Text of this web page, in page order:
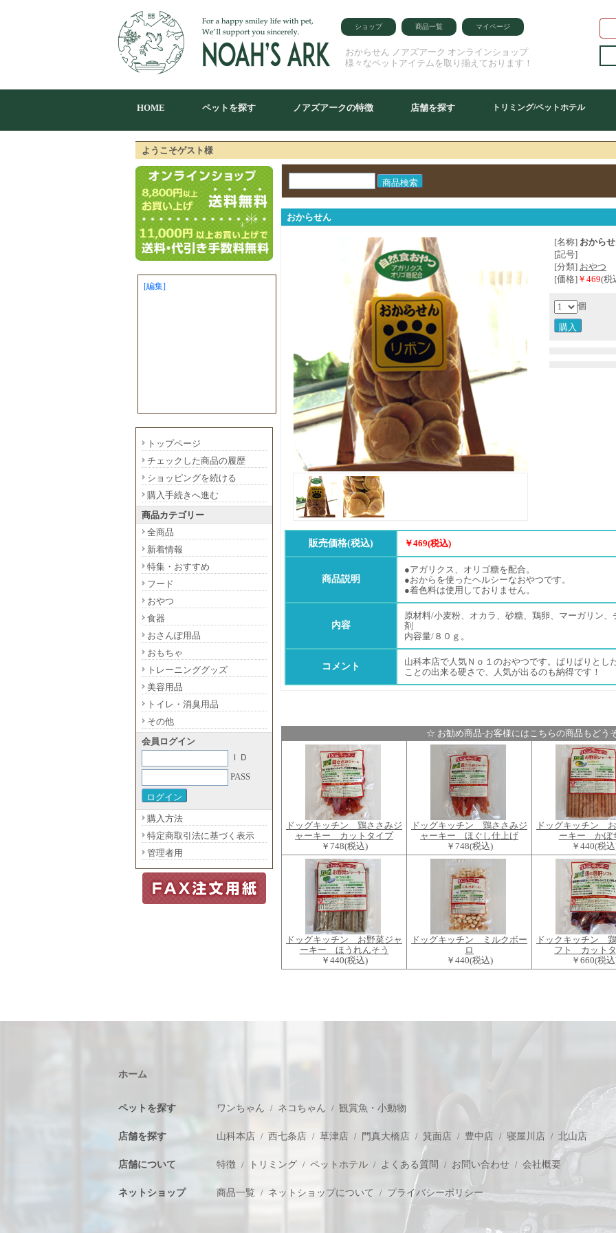
ショップ 商品一覧 マイページ
おからせん ノアズアーク オンラインショップ
様々なペットアイテムを取り揃えております！
HOME ペットを探す ノアズアークの特徴 店舗を探す トリミング/ペットホテル
ようこそゲスト様
おからせん
[名称] おから
[記号]
[分類] おやつ
[価格] ￥469(税
個
販売価格(税込) ￥469(税込)
商品説明
●アガリクス、オリゴ糖を配合。
●おからを使ったヘルシーなおやつです。
●着色料は使用しておりません。
内容
原材料/小麦粉、オカラ、砂糖、鶏卵、マーガリン
剤
内容量/８０ｇ。
コメント
山科本店で人気Ｎｏ１のおやつです。ぱりぱりとし
ことの出来る硬さで、人気が出るのも納得です！
☆ お勧め商品-お客様にはこちらの商品もどう
ドッグキッチン 鶏ささみジ
ャーキー カットタイプ
￥748(税込)
ドッグキッチン 鶏ささみジ
ャーキー ほぐし仕上げ
￥748(税込)
ドッグキッチン
ーキー かぼ
￥440(税
ドッグキッチン お野菜ジャ
ーキー ほうれんそう
￥440(税込)
ドッグキッチン ミルクボー
ロ
￥440(税込)
ドックキッチン
フト カット
￥660(税
トップページ
チェックした商品の履歴
ショッピングを続ける
購入手続きへ進む
商品カテゴリー
全商品
新着情報
特集・おすすめ
フード
おやつ
食器
おさんぽ用品
おもちゃ
トレーニンググッズ
美容用品
トイレ・消臭用品
その他
会員ログイン
ＩＤ
PASS
購入方法
特定商取引法に基づく表示
管理者用
ホーム
ペットを探す ワンちゃん ネコちゃん 観賞魚・小動物
店舗を探す 山科本店 西七条店 草津店 門真大橋店 箕面店 豊中店 寝屋川店 北山店
店舗について 特徴 トリミング ペットホテル よくある質問 お問い合わせ 会社概要
ネットショップ 商品一覧 ネットショップについて プライバシーポリシー